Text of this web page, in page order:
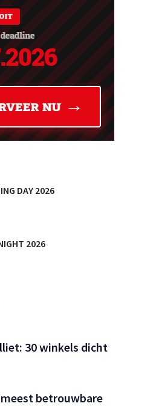
DAY 2026
2026
30 winkels dicht
betrouwbare